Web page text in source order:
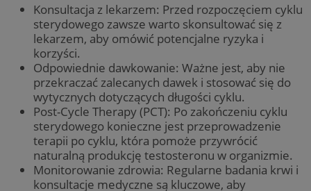
Konsultacja z lekarzem: Przed rozpoczęciem cyklu
sterydowego zawsze warto skonsultować się z
lekarzem, aby omówić potencjalne ryzyka i
korzyści.
Odpowiednie dawkowanie: Ważne jest, aby nie
przekraczać zalecanych dawek i stosować się do
wytycznych dotyczących długości cyklu.
Post-Cycle Therapy (PCT): Po zakończeniu cyklu
sterydowego konieczne jest przeprowadzenie
terapii po cyklu, która pomoże przywrócić
naturalną produkcję testosteronu w organizmie.
Monitorowanie zdrowia: Regularne badania krwi i
konsultacje medyczne są kluczowe, aby